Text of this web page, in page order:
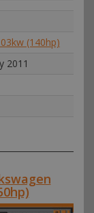
(140hp)
2011